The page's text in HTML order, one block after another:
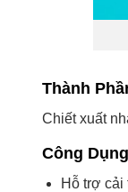
Thành
Chiết xuất
Công
Hỗ trợ cải